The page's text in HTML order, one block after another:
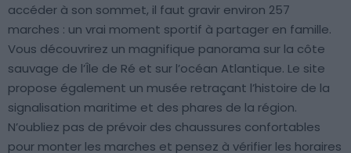
accéder à son sommet, il faut gravir environ 257
marches : un vrai moment sportif à partager en famille.
Vous découvrirez un magnifique panorama sur la côte
sauvage de l’Île de Ré et sur l’océan Atlantique. Le site
propose également un musée retraçant l’histoire de la
signalisation maritime et des phares de la région.
N’oubliez pas de prévoir des chaussures confortables
pour monter les marches et pensez à vérifier les horaires